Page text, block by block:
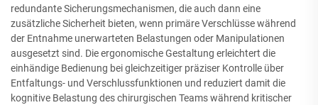
redundante Sicherungsmechanismen, die auch dann eine
zusätzliche Sicherheit bieten, wenn primäre Verschlüsse während
der Entnahme unerwarteten Belastungen oder Manipulationen
ausgesetzt sind. Die ergonomische Gestaltung erleichtert die
einhändige Bedienung bei gleichzeitiger präziser Kontrolle über
Entfaltungs- und Verschlussfunktionen und reduziert damit die
kognitive Belastung des chirurgischen Teams während kritischer